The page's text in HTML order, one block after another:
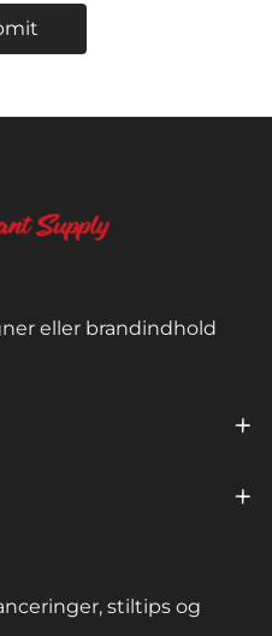
eller brandindhold
stiltips og